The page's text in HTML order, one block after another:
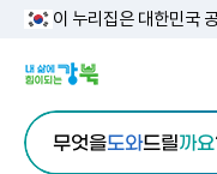
이 누리집은 대한민국
청
통
합
무엇을도와드릴까요